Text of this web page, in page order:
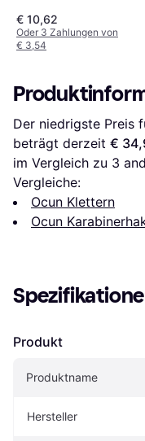
€ 10,62
Oder 3 Zahlungen von
€ 3,54
Der niedrigste Preis
beträgt derzeit €
im Vergleich zu 3
Vergleiche:
Ocun Klettern
Ocun
Produkt
Produktname
Hersteller